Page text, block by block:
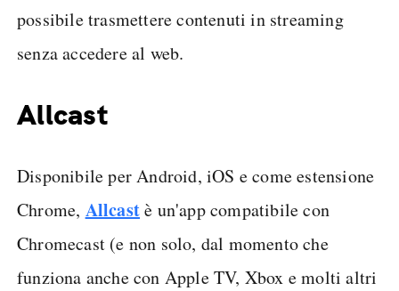
possibile trasmettere contenuti in streaming
senza accedere al web.
Allcast
Disponibile per Android, iOS e come estensione
Chrome, Allcastè un'app compatibile con
Chromecast (e non solo, dal momento che
funziona anche con Apple TV, Xbox e molti altri